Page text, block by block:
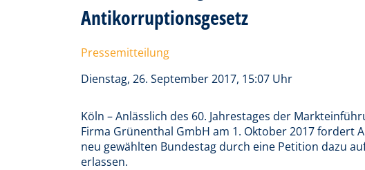
Antikorruptionsgesetz
Pressemitteilung
Dienstag, 26. September 2017, 15:07 Uhr
Köln – Anlässlich des 60. Jahrestages der
Firma Grünenthal GmbH am 1. Oktober 2017 fordert
neu gewählten Bundestag durch eine Petition dazu
erlassen.